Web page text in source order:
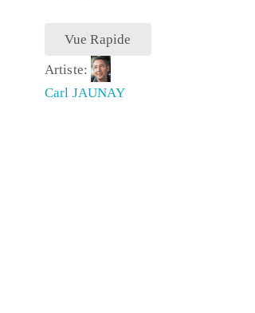
Vue Rapide
Artiste:
Carl JAUNAY